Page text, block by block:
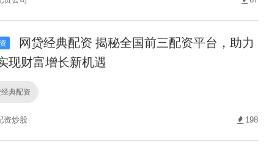
网贷经典配资 揭秘全国前三配资平台，助力
现财富增长新机遇
典配资
资炒股 198